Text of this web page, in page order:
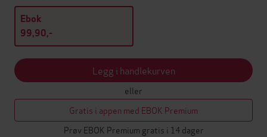
Ebok
99,90,-
Legg i handlekurven
eller
Gratis i appen med EBOK Premium
Prøv EBOK Premium gratis i 14 dager